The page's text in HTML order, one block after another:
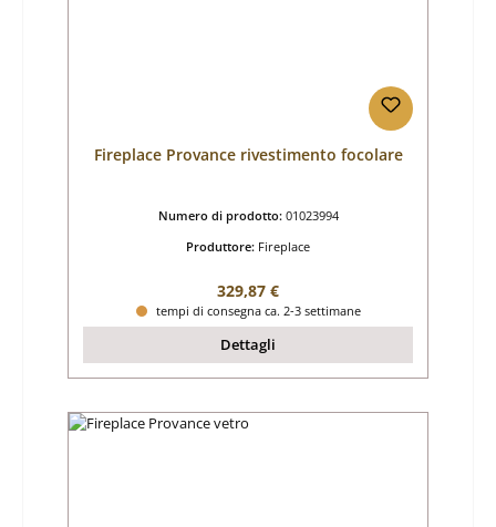
Fireplace Provance rivestimento focolare
Numero di prodotto: 01023994
Produttore: Fireplace
Prezzo normale:
329,87 €
tempi di consegna ca. 2-3 settimane
Dettagli